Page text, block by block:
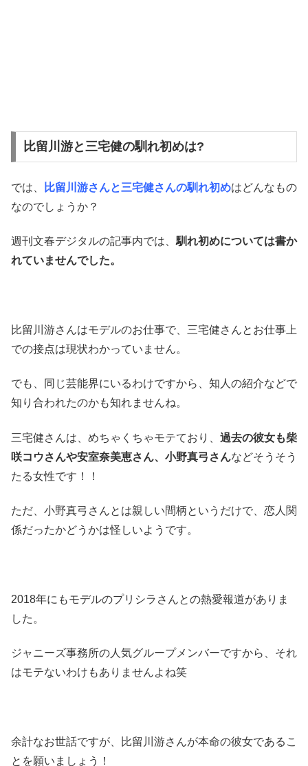
比留川游と三宅健の馴れ初めは?
では、 比留川游さんと三宅健さんの馴れ初めはどんなもの
なのでしょうか？
週刊文春デジタルの記事内では、 馴れ初めについては書か
れていませんでした。
比留川游さんはモデルのお仕事で、三宅健さんとお仕事上
での接点は現状わかっていません。
でも、同じ芸能界にいるわけですから、知人の紹介などで
知り合われたのかも知れませんね。
三宅健さんは、めちゃくちゃモテており、 過去の彼女も柴
咲コウさんや安室奈美恵さん、小野真弓さんなどそうそう
たる女性です！！
ただ、小野真弓さんとは親しい間柄というだけで、恋人関
係だったかどうかは怪しいようです。
2018年にもモデルのプリシラさんとの熱愛報道がありま
した。
ジャニーズ事務所の人気グループメンバーですから、それ
はモテないわけもありませんよね笑
余計なお世話ですが、比留川游さんが本命の彼女であるこ
とを願いましょう！